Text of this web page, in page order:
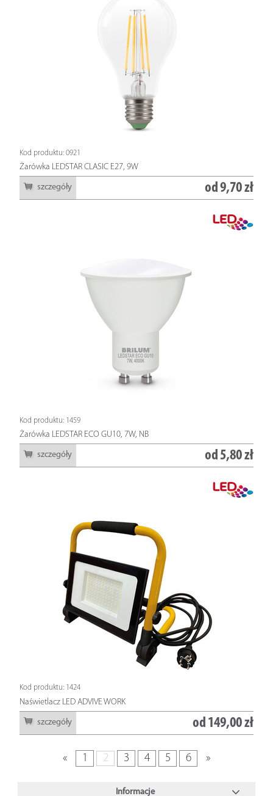
Kod produktu: 0921
Żarówka LEDSTAR CLASIC E27, 9W
szczegóły od9,70 zł
Kod produktu: 1459
Żarówka LEDSTAR ECO GU10, 7W, NB
szczegóły od5,80 zł
Kod produktu: 1424
Naświetlacz LED ADVIVE WORK
szczegóły od 149,00 zł
« 1 2 3 4 5 6 »
Informacje